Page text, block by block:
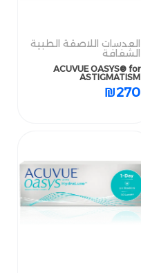
العدسات اللاصقة الطبية
الشفافة
ACUVUE OASYS® for
ASTIGMATISM
₪270
الشفافة
ACUVUE OASYS® for
₪270